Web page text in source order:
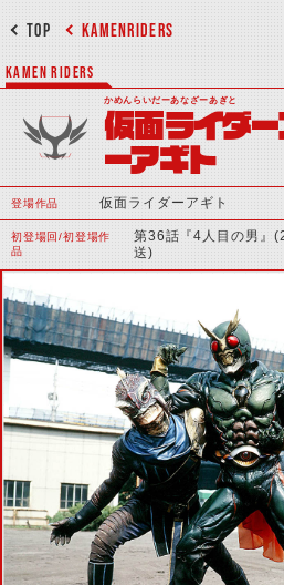
KAMENRIDERS
TOP
KAMEN RIDERS
かめんらいだーあなざーあぎと
仮面ライダ
ーアギト
登場作品 仮面ライダーアギト
初登場回/初登場作
品
第36話『4人目の男』
送)